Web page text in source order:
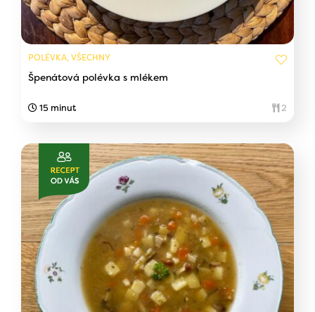
POLÉVKA, VŠECHNY
Špenátová polévka s mlékem
15 minut 2